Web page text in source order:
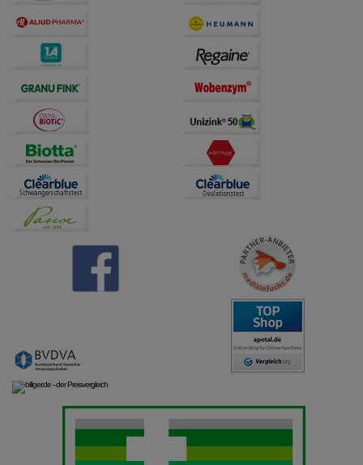
auf unserer Website aber auch die Werbung auf
Drittseiten möglichst relevant für Sie zu gestalten.
Bitte beachten Sie, dass Daten hierfür teilweise an
Dritte wie z.B. Google oder soziale Medien